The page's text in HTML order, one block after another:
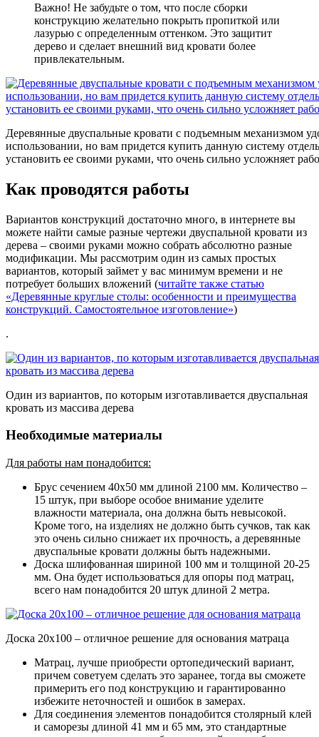
Важно! Не забудьте о том, что после сборки
конструкцию желательно покрыть пропиткой или
лазурью с определенным оттенком. Это защитит
дерево и сделает внешний вид кровати более
привлекательным.
Деревянные двуспальные кровати с подъемным механизмом
использовании, но вам придется купить данную систему
установить ее своими руками, что очень сильно усложняет
Как проводятся работы
Вариантов конструкций достаточно много, в интернете вы
можете найти самые разные чертежи двуспальной кровати из
дерева – своими руками можно собрать абсолютно разные
модификации. Мы рассмотрим один из самых простых
вариантов, который займет у вас минимум времени и не
потребует больших вложений (читайте также статью
«Деревянные круглые столы: особенности и преимущества
конструкций. Самостоятельное изготовление»)
.
Один из вариантов, по которым изготавливается двуспальная
кровать из массива дерева
Необходимые материалы
Для работы нам понадобится:
Брус сечением 40х50 мм длиной 2100 мм. Количество –
15 штук, при выборе особое внимание уделите
влажности материала, она должна быть невысокой.
Кроме того, на изделиях не должно быть сучков, так как
это очень сильно снижает их прочность, а деревянные
двуспальные кровати должны быть надежными.
Доска шлифованная шириной 100 мм и толщиной 20-25
мм. Она будет использоваться для опоры под матрац,
всего нам понадобится 20 штук длиной 2 метра.
Доска 20х100 – отличное решение для основания матраца
Матрац, лучше приобрести ортопедический вариант,
причем советуем сделать это заранее, тогда вы сможете
примерить его под конструкцию и гарантированно
избежите неточностей и ошибок в замерах.
Для соединения элементов понадобится столярный клей
и саморезы длиной 41 мм и 65 мм, это стандартные